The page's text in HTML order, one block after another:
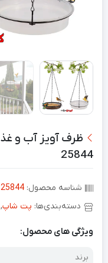
25844
شناسه محصول: 25844
دسته‌بندی‌ها: پت شاپ,
ویژگی های محصول:
برند